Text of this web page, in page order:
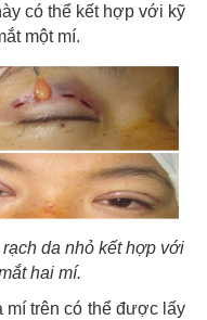
có thể kết hợp với kỹ
một mí.
da nhỏ kết hợp với
hai mí.
mí trên có thể được lấy